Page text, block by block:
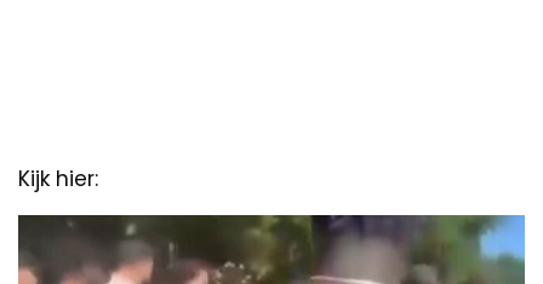
Kijk hier:
Player